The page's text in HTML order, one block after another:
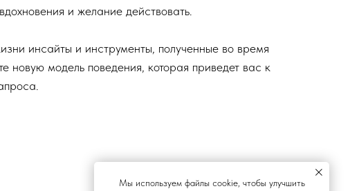
и желание действовать.
инсайты и инструменты, полученные во время
новую модель поведения, которая приведет вас к
Мы используем файлы cookie, чтобы улучшить